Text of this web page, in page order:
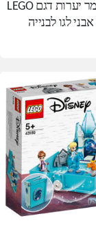
לגו סיטי שומר יערות דגם LEGO